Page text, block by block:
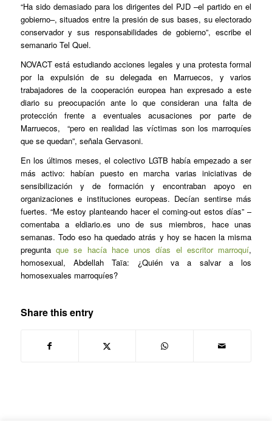
“Ha sido demasiado para los dirigentes del PJD –el partido en el
gobierno–, situados entre la presión de sus bases, su electorado
conservador y sus responsabilidades de gobierno”, escribe el
semanario Tel Quel.
NOVACT está estudiando acciones legales y una protesta formal
por la expulsión de su delegada en Marruecos, y varios
trabajadores de la cooperación europea han expresado a este
diario su preocupación ante lo que consideran una falta de
protección frente a eventuales acusaciones por parte de
Marruecos, “pero en realidad las víctimas son los marroquíes
que se quedan”, señala Gervasoni.
En los últimos meses, el colectivo LGTB había empezado a ser
más activo: habían puesto en marcha varias iniciativas de
sensibilización y de formación y encontraban apoyo en
organizaciones e instituciones europeas. Decían sentirse más
fuertes. “Me estoy planteando hacer el coming-out estos días” –
comentaba a eldiario.es uno de sus miembros, hace unas
semanas. Todo eso ha quedado atrás y hoy se hacen la misma
pregunta que se hacía hace unos días el escritor marroquí,
homosexual, Abdellah Taïa: ¿Quién va a salvar a los
homosexuales marroquíes?
Share this entry